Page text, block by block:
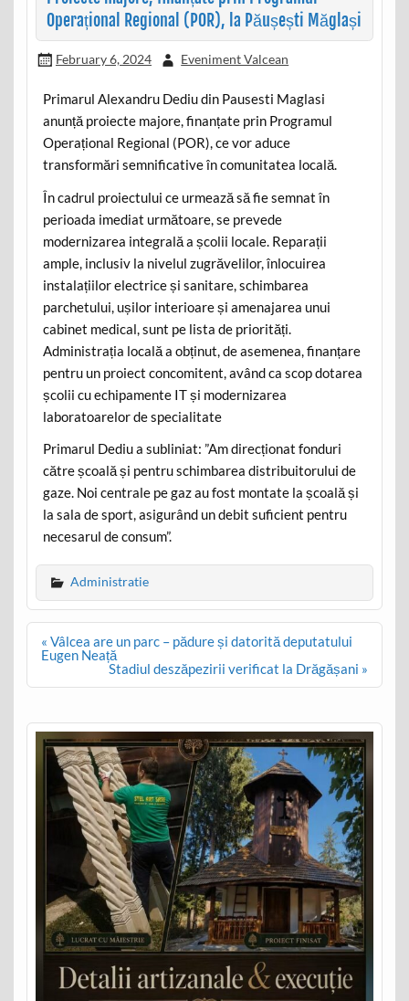
Operațional Regional (POR), la Păușești Măglași
February 6, 2024 Eveniment Valcean
Primarul Alexandru Dediu din Pausesti Maglasi
anunță proiecte majore, finanțate prin Programul
Operațional Regional (POR), ce vor aduce
transformări semnificative în comunitatea locală.
În cadrul proiectului ce urmează să fie semnat în
perioada imediat următoare, se prevede
modernizarea integrală a școlii locale. Reparații
ample, inclusiv la nivelul zugrăvelilor, înlocuirea
instalațiilor electrice și sanitare, schimbarea
parchetului, ușilor interioare și amenajarea unui
cabinet medical, sunt pe lista de priorități.
Administrația locală a obținut, de asemenea, finanțare
pentru un proiect concomitent, având ca scop dotarea
școlii cu echipamente IT și modernizarea
laboratoarelor de specialitate
Primarul Dediu a subliniat: ”Am direcționat fonduri
către școală și pentru schimbarea distribuitorului de
gaze. Noi centrale pe gaz au fost montate la școală și
la sala de sport, asigurând un debit suficient pentru
necesarul de consum”.
Administratie
Post
navigation
« Vâlcea are un parc – pădure și datorită deputatului
Eugen Neață
Stadiul deszăpezirii verificat la Drăgășani »